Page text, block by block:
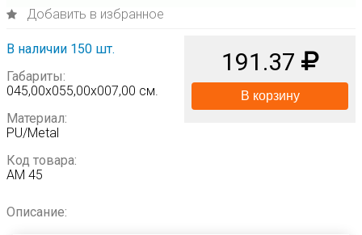
Добавить в избранное
В наличии 150 шт.
Габариты:
045,00х055,00х007,00 см.
Материал:
PU/Metal
Код товара:
AM 45
191.37
В корзину
Описание: